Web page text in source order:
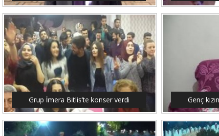
Grup İmera Bitlis’te konser verdi Genç